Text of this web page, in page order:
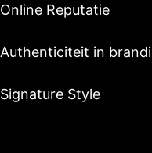
Online Reputatie
Authenticiteit in
Signature Style